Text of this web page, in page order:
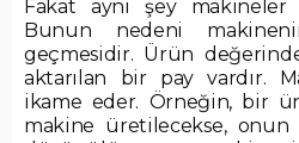
Fakat aynı şey
Bunun nedeni
geçmesidir. Ürün
aktarılan bir pay vardır.
ikame eder. Örneğin, bir
makine üretilecekse, onun